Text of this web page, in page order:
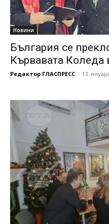
Новини
България се
Кървавата
Редактор ГЛАСПРЕСС - 13.